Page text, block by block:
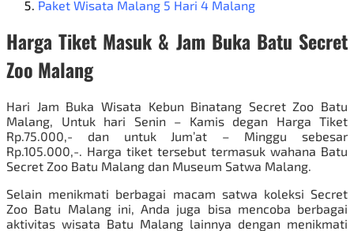
Paket Wisata Malang 5 Hari 4 Malang
Harga Tiket Masuk & Jam Buka Batu Secret
Zoo Malang
Hari Jam Buka Wisata Kebun Binatang Secret Zoo Batu
Malang, Untuk hari Senin – Kamis degan Harga Tiket
Rp.75.000,- dan untuk Jum’at – Minggu sebesar
Rp.105.000,-. Harga tiket tersebut termasuk wahana Batu
Secret Zoo Batu Malang dan Museum Satwa Malang.
Selain menikmati berbagai macam satwa koleksi Secret
Zoo Batu Malang ini, Anda juga bisa mencoba berbagai
aktivitas wisata Batu Malang lainnya dengan menikmati